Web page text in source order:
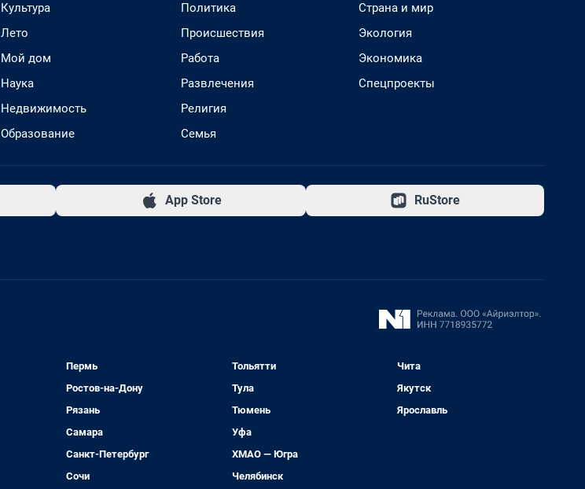
Культура
Лето
Мой дом
Наука
Недвижимость
Образование
Политика
Происшествия
Работа
Развлечения
Религия
Семья
Страна и мир
Экология
Экономика
Спецпроекты
App Store RuStore
Пермь
Ростов-на-Дону
Рязань
Самара
Санкт-Петербург
Сочи
Тольятти
Тула
Тюмень
Уфа
ХМАО — Югра
Челябинск
Чита
Якутск
Ярославль